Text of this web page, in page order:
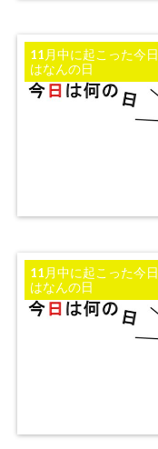
11月中に起こった今日
はなんの日
11月中に起こった今日
はなんの日